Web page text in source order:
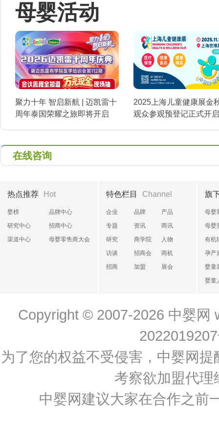
母婴活动
聚力十年 智启新航 | 迈凯雷十
周年泰国荣耀之旅即将开启
2025上海儿童健康展金
观众参观预登记正式开
在线咨询
热点推荐 Hot
婴榜
品牌中心
研究中心
招商中心
渠道中心
母婴零售商大会
特色栏目 Channel
企业 品牌
产品
专题
资讯
商讯
研究
商学院
人物
访谈
招商会
商机
招商
加盟 展会
旗
母婴
母婴
有机
孕产
婴童
婴童
Copyright © 2007-2026 中婴网
为了您的权益不受侵害，中婴网
考察欲加盟代理
中婴网建议大家在合作之前